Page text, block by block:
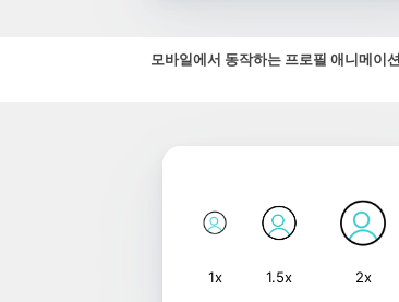
모바일에서 동작하는 프로필 애니메이
1x 1.5x 2x